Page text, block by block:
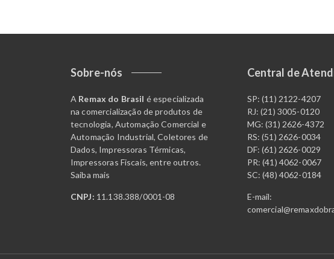
Sobre-nós
A Remax do Brasil é especializada
na comercialização de produtos de
tecnologia, Automação Comercial e
Automação Industrial, Coletores de
Dados, Impressoras Térmicas,
Impressoras Fiscais, entre outros.
Saiba mais
CNPJ: 11.138.388/0001-08
Central de
SP: (11) 2122-4207
RJ: (21) 3005-0120
MG: (31) 2626-4372
RS: (51) 2626-0034
DF: (61) 2626-0029
PR: (41) 4062-0067
SC: (48) 4062-0184
E-mail: